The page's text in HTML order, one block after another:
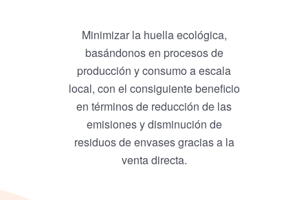
Minimizar la huella ecológica,
basándonos en procesos de
producción y consumo a escala
local, con el consiguiente beneficio
en términos de reducción de las
emisiones y disminución de
residuos de envases gracias a la
venta directa.